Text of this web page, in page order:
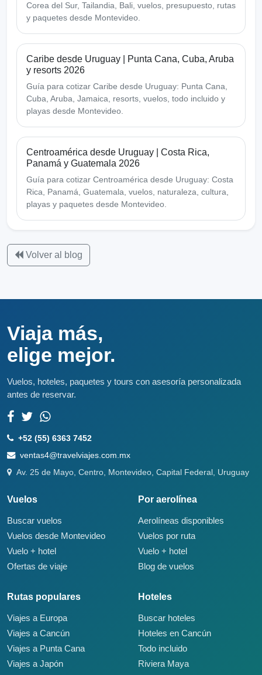
Corea del Sur, Tailandia, Bali, vuelos, presupuesto, rutas
y paquetes desde Montevideo.
Caribe desde Uruguay | Punta Cana, Cuba, Aruba
y resorts 2026
Guía para cotizar Caribe desde Uruguay: Punta Cana,
Cuba, Aruba, Jamaica, resorts, vuelos, todo incluido y
playas desde Montevideo.
Centroamérica desde Uruguay | Costa Rica,
Panamá y Guatemala 2026
Guía para cotizar Centroamérica desde Uruguay: Costa
Rica, Panamá, Guatemala, vuelos, naturaleza, cultura,
playas y paquetes desde Montevideo.
Volver al blog
Viaja más,
elige mejor.
Vuelos, hoteles, paquetes y tours con asesoría personalizada
antes de reservar.
+52 (55) 6363 7452
ventas4@travelviajes.com.mx
Av. 25 de Mayo, Centro, Montevideo, Capital Federal, Uruguay
Vuelos
Buscar vuelos
Vuelos desde Montevideo
Vuelo + hotel
Ofertas de viaje
Por aerolínea
Aerolíneas disponibles
Vuelos por ruta
Vuelo + hotel
Blog de vuelos
Rutas populares
Viajes a Europa
Viajes a Cancún
Viajes a Punta Cana
Viajes a Japón
Hoteles
Buscar hoteles
Hoteles en Cancún
Todo incluido
Riviera Maya